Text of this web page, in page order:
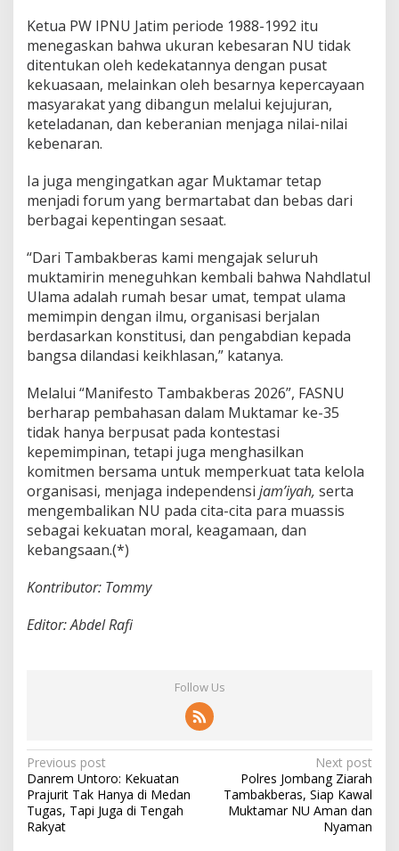
Ketua PW IPNU Jatim periode 1988-1992 itu
menegaskan bahwa ukuran kebesaran NU tidak
ditentukan oleh kedekatannya dengan pusat
kekuasaan, melainkan oleh besarnya kepercayaan
masyarakat yang dibangun melalui kejujuran,
keteladanan, dan keberanian menjaga nilai-nilai
kebenaran.
Ia juga mengingatkan agar Muktamar tetap
menjadi forum yang bermartabat dan bebas dari
berbagai kepentingan sesaat.
“Dari Tambakberas kami mengajak seluruh
muktamirin meneguhkan kembali bahwa Nahdlatul
Ulama adalah rumah besar umat, tempat ulama
memimpin dengan ilmu, organisasi berjalan
berdasarkan konstitusi, dan pengabdian kepada
bangsa dilandasi keikhlasan,” katanya.
Melalui “Manifesto Tambakberas 2026”, FASNU
berharap pembahasan dalam Muktamar ke-35
tidak hanya berpusat pada kontestasi
kepemimpinan, tetapi juga menghasilkan
komitmen bersama untuk memperkuat tata kelola
organisasi, menjaga independensi jam’iyah, serta
mengembalikan NU pada cita-cita para muassis
sebagai kekuatan moral, keagamaan, dan
kebangsaan.(*)
Kontributor: Tommy
Editor: Abdel Rafi
Follow Us
P
o
s
Previous post
Danrem Untoro: Kekuatan
Prajurit Tak Hanya di Medan
Tugas, Tapi Juga di Tengah
Rakyat
Next post
Polres Jombang Ziarah
Tambakberas, Siap Kawal
Muktamar NU Aman dan
Nyaman